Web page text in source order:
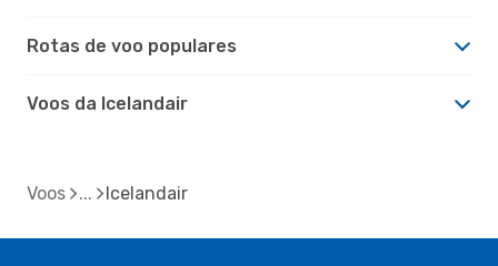
Rotas de voo populares
Voos da Icelandair
Voos Icelandair